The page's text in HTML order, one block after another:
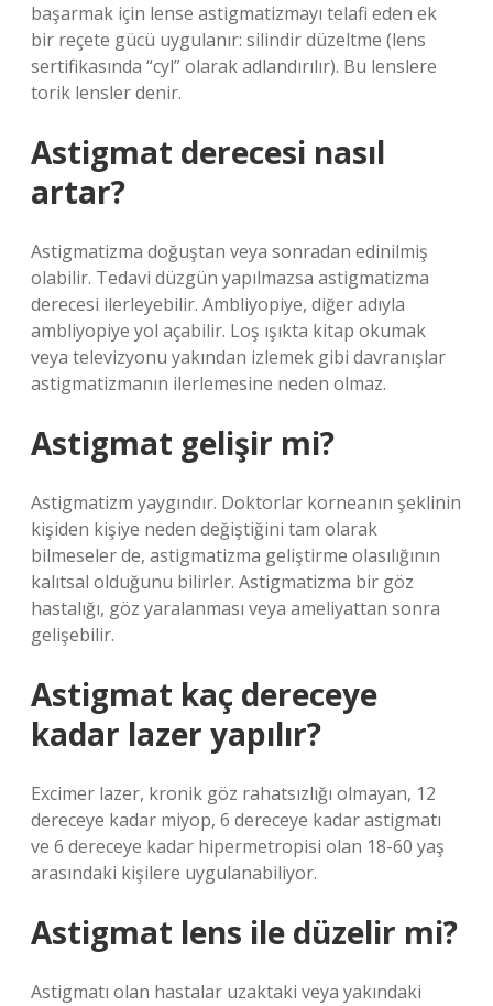
başarmak için lense astigmatizmayı telafi eden ek
bir reçete gücü uygulanır: silindir düzeltme (lens
sertifikasında “cyl” olarak adlandırılır). Bu lenslere
torik lensler denir.
Astigmat derecesi nasıl
artar?
Astigmatizma doğuştan veya sonradan edinilmiş
olabilir. Tedavi düzgün yapılmazsa astigmatizma
derecesi ilerleyebilir. Ambliyopiye, diğer adıyla
ambliyopiye yol açabilir. Loş ışıkta kitap okumak
veya televizyonu yakından izlemek gibi davranışlar
astigmatizmanın ilerlemesine neden olmaz.
Astigmat gelişir mi?
Astigmatizm yaygındır. Doktorlar korneanın şeklinin
kişiden kişiye neden değiştiğini tam olarak
bilmeseler de, astigmatizma geliştirme olasılığının
kalıtsal olduğunu bilirler. Astigmatizma bir göz
hastalığı, göz yaralanması veya ameliyattan sonra
gelişebilir.
Astigmat kaç dereceye
kadar lazer yapılır?
Excimer lazer, kronik göz rahatsızlığı olmayan, 12
dereceye kadar miyop, 6 dereceye kadar astigmatı
ve 6 dereceye kadar hipermetropisi olan 18-60 yaş
arasındaki kişilere uygulanabiliyor.
Astigmat lens ile düzelir mi?
Astigmatı olan hastalar uzaktaki veya yakındaki